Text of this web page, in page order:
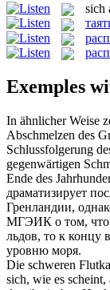
sich
Exemples
In ähnlicher Weise
Abschmelzen des
Schlussfolgerung
gegenwärtigen
Ende des
драматизирует
Гренландии,
МГЭИК о том, что
льдов, то к концу
уровню моря.
Die schweren
sich, wie es scheint,